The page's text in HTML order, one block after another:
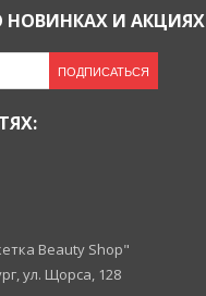
НОВИНКАХ И АКЦИЯХ
ПОДПИСАТЬСЯ
Beauty Shop"
ул. Щорса, 128